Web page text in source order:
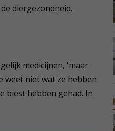
diergezondheid.
medicijnen, 'maar
weet niet wat ze hebben
biest hebben gehad. In